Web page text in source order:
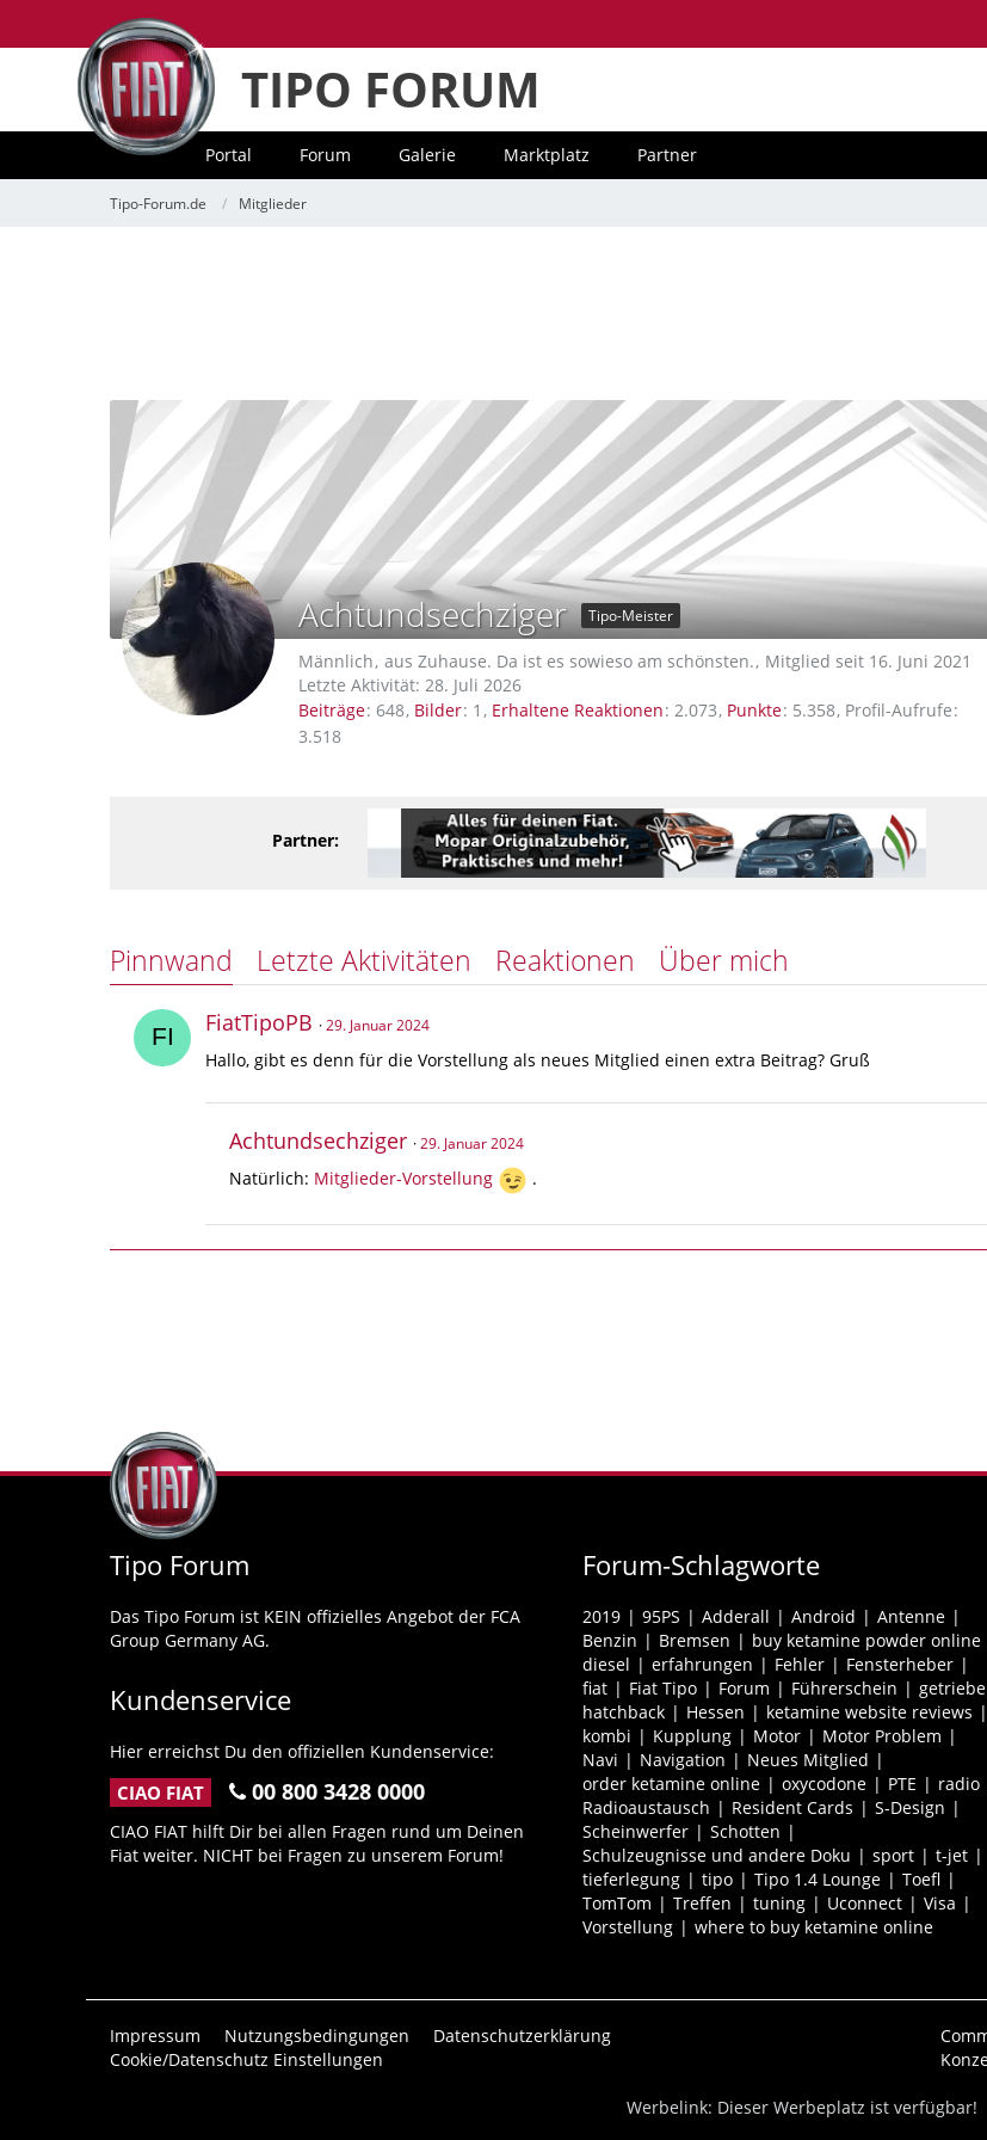
TIPO FORUM
Portal Forum Galerie Marktplatz Partner
Tipo-Forum.de Mitglieder
Achtundsechziger Tipo-Meister
Männlich aus Zuhause. Da ist es sowieso am schönsten. Mitglied seit 16. Juni 2021
Letzte Aktivität: 28. Juli 2026
Beiträge 648 Bilder 1 Erhaltene Reaktionen 2.073 Punkte 5.358 Profil-Aufrufe
3.518
Partner:
Pinnwand Letzte Aktivitäten Reaktionen Über mich
FiatTipoPB 29. Januar 2024
Hallo, gibt es denn für die Vorstellung als neues Mitglied einen extra Beitrag? Gruß
Achtundsechziger 29. Januar 2024
Natürlich: Mitglieder-Vorstellung .
Tipo Forum
Das Tipo Forum ist KEIN offizielles Angebot der FCA
Group Germany AG.
Kundenservice
Hier erreichst Du den offiziellen Kundenservice:
CIAO FIAT 00 800 3428 0000
CIAO FIAT hilft Dir bei allen Fragen rund um Deinen
Fiat weiter. NICHT bei Fragen zu unserem Forum!
Forum-Schlagworte
2019 95PS Adderall Android
Antenne
Benzin
Bremsen
buy ketamine powder online
diesel
erfahrungen Fehler
Fensterheber
fiat
Fiat Tipo Forum Führerschein
getriebe
hatchback
Hessen
ketamine website reviews
kombi
Kupplung Motor
Motor Problem
Navi
Navigation
Neues Mitglied
order ketamine online
oxycodone PTE
radio
Radioaustausch
Resident Cards
S-Design
Scheinwerfer
Schotten
Schulzeugnisse und andere Doku
sport
t-jet
tieferlegung
tipo Tipo 1.4 Lounge
Toefl
TomTom
Treffen tuning Uconnect
Visa
Vorstellung
where to buy ketamine online
Impressum Nutzungsbedingungen
Datenschutzerklärung
Cookie/Datenschutz Einstellungen
Werbelink: Dieser Werbeplatz ist verfügbar!